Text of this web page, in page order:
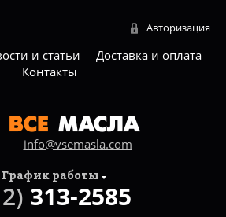
Авторизация
и статьи
Доставка и оплата
Контакты
info@vsemasla.com
График работы
313-2585